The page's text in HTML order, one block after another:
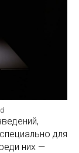
для
них —